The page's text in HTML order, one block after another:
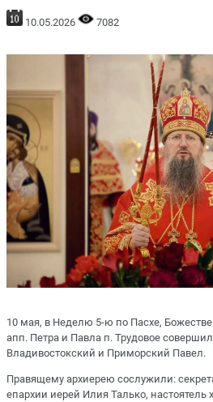
10.05.2026 7082
10 мая, в Неделю 5-ю по Пасхе,
апп. Петра и Павла п. Трудовое
Владивостокский и Приморский Павел.
Правящему архиерею сослужили:
епархии иерей Илия Талько, настоятель